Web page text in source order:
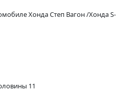
Хонда Степ Вагон /Хонда S-
11